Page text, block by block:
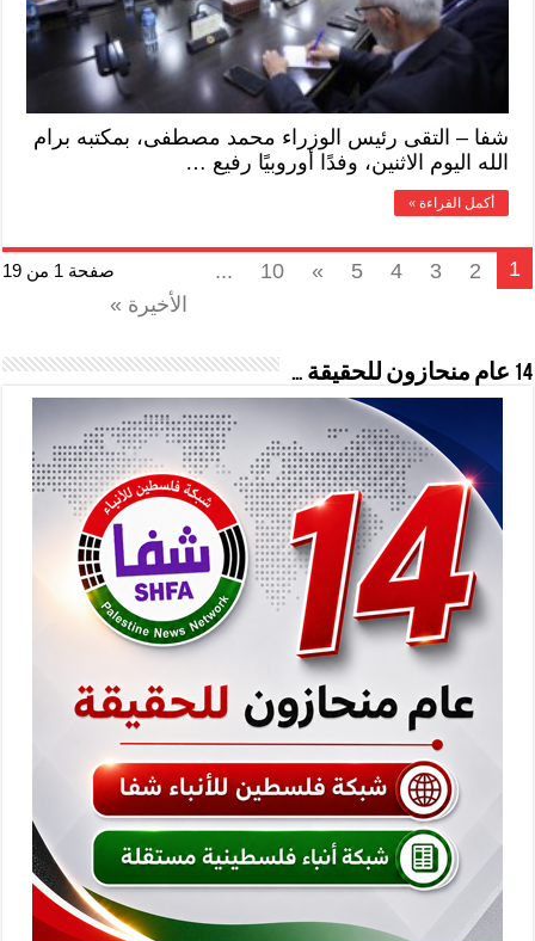
شفا – التقى رئيس الوزراء محمد مصطفى، بمكتبه برام
الله اليوم الاثنين، وفدًا أوروبيًا رفيع …
أكمل القراءة »
صفحة 1 من 19 1
2
3
4
5
»
10
...
الأخيرة »
14 عام منحازون للحقيقة …